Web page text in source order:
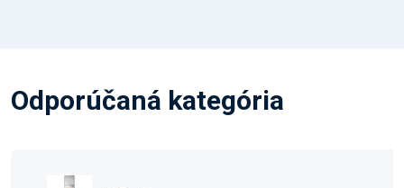
Odporúčaná kategória